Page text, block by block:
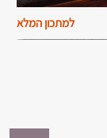
למתכון המלא